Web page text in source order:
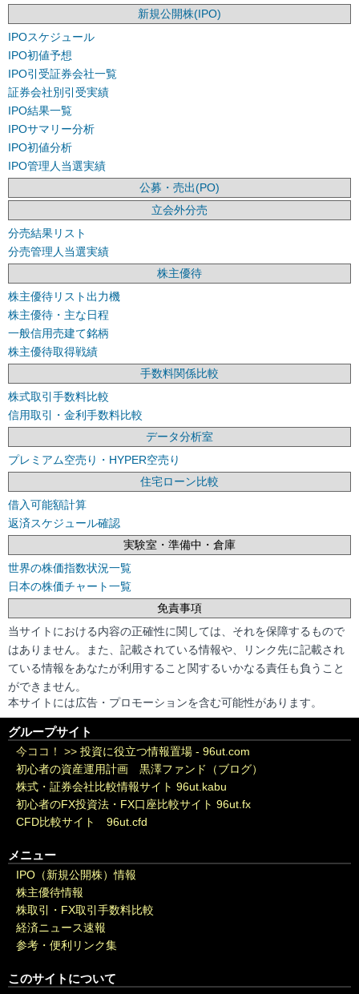
新規公開株(IPO)
IPOスケジュール
IPO初値予想
IPO引受証券会社一覧
証券会社別引受実績
IPO結果一覧
IPOサマリー分析
IPO初値分析
IPO管理人当選実績
公募・売出(PO)
立会外分売
分売結果リスト
分売管理人当選実績
株主優待
株主優待リスト出力機
株主優待・主な日程
一般信用売建て銘柄
株主優待取得戦績
手数料関係比較
株式取引手数料比較
信用取引・金利手数料比較
データ分析室
プレミアム空売り・HYPER空売り
住宅ローン比較
借入可能額計算
返済スケジュール確認
実験室・準備中・倉庫
世界の株価指数状況一覧
日本の株価チャート一覧
免責事項
当サイトにおける内容の正確性に関しては、それを保障するもので
はありません。また、記載されている情報や、リンク先に記載され
ている情報をあなたが利用すること関するいかなる責任も負うこと
ができません。
本サイトには広告・プロモーションを含む可能性があります。
グループサイト
今ココ！ >> 投資に役立つ情報置場 - 96ut.com
初心者の資産運用計画 黒澤ファンド（ブログ）
株式・証券会社比較情報サイト 96ut.kabu
初心者のFX投資法・FX口座比較サイト 96ut.fx
CFD比較サイト 96ut.cfd
メニュー
IPO（新規公開株）情報
株主優待情報
株取引・FX取引手数料比較
経済ニュース速報
参考・便利リンク集
このサイトについて